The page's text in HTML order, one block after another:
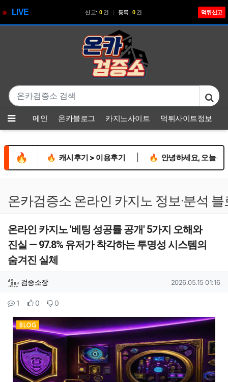
LIVE 신고: 0 건 | 등록: 0 건 먹튀신고
메뉴 메인 온카블로그 카지노사이트 먹튀사이트정보
🔥
| 캐시후기 > 이용후기| 안녕하세요, 오늘은 좀
온카검증소 온라인 카지노 정보·분석
온라인 카지노 '베팅 성공률 공개' 5가지 오해와
진실 — 97.8% 유저가 착각하는 투명성 시스템의
숨겨진 실체
작성자 정보
검증소장작성 작성일
2026.05.15 01:16
컨텐츠 정보
1 댓글 0추천 0비추천
본문